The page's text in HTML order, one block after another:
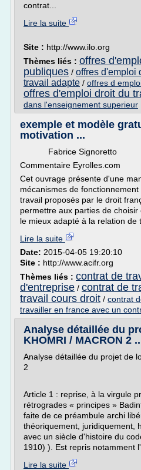
contrat...
Lire la suite
Site : http://www.ilo.org
Thèmes liés : offres
publiques / offres d'emploi
travail adapte / offres d
offres d'emploi droit du
dans l'enseignement superieur
exemple et modèle
motivation ...
Fabrice Signoretto
Commentaire Eyrolles.com
Cet ouvrage présente d'une
mécanismes de
travail proposés par le droit
permettre aux parties de
le mieux adapté à la relation de
Lire la suite
Date: 2015-04-05 19:20:10
Site : http://www.acifr.org
Thèmes liés : contrat de
d'entreprise / contrat de
travail cours droit / contrat
travailler en france avec un
Analyse détaillée du
KHOMRI / MACRON 2
Analyse détaillée du projet de
2
Article 1 : reprise, à la virgule
rétrogrades « principes »
faite de ce préambule archi
théoriquement, juridiquement,
avec un siècle d'histoire du
1910) ). Est repris notamment
Lire la suite